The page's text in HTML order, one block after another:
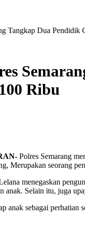
Tangkap Dua
Ribu
Polres Semarang
Merupakan seorang
menegaskan
anak. Selain itu, juga
anak sebagai